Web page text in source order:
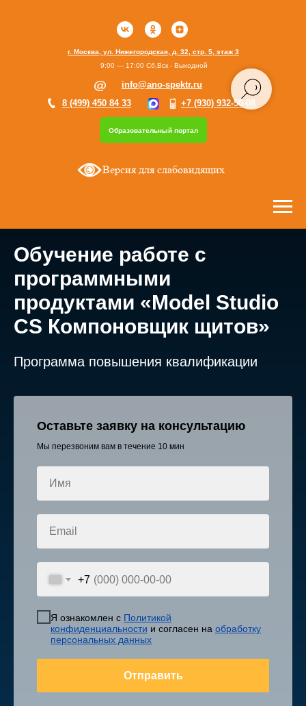
Образовательный портал
г. Москва, ул. Нижегородская, д. 32, стр. 5, этаж 3
+7 (930) 932-50-08
8 (499) 450 84 33
info@ano-spektr.ru
9:00 — 17:00 Сб,Вск - Выходной
Версия для слабовидящих
Обучение работе с
программными
продуктами «Model Studio
CS Компоновщик щитов»
Программа повышения квалификации
Оставьте заявку на консультацию
Мы перезвоним вам в течение 10 мин
Имя
Email
+7
Я ознакомлен с Политикой
конфиденциальности и согласен на обработку
персональных данных
Отправить